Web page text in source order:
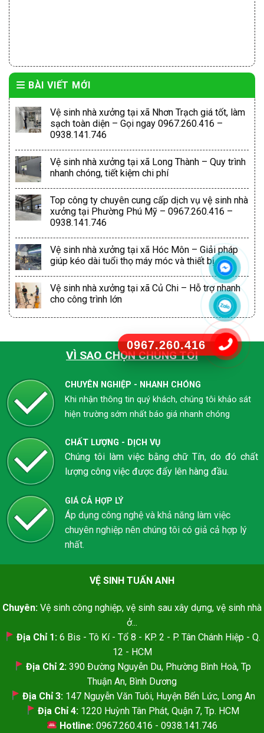
0967.260.416
BÀI VIẾT MỚI
Vệ sinh nhà xưởng tại xã Nhơn Trạch giá tốt, làm
sạch toàn diện – Gọi ngay 0967.260.416 –
0938.141.746
Vệ sinh nhà xưởng tại xã Long Thành – Quy trình
nhanh chóng, tiết kiệm chi phí
Top công ty chuyên cung cấp dịch vụ vệ sinh nhà
xưởng tại Phường Phú Mỹ – 0967.260.416 –
0938.141.746
Vệ sinh nhà xưởng tại xã Hóc Môn – Giải pháp
giúp kéo dài tuổi thọ máy móc và thiết bị
Vệ sinh nhà xưởng tại xã Củ Chi – Hỗ trợ nhanh
cho công trình lớn
VÌ SAO CHỌN CHÚNG TÔI
CHUYÊN NGHIỆP - NHANH CHÓNG
Khi nhận thông tin quý khách, chúng tôi khảo sát
hiện trường sớm nhất báo giá nhanh chóng
CHẤT LƯỢNG - DỊCH VỤ
Chúng tôi làm việc bằng chữ Tín, do đó chất
lượng công việc được đẩy lên hàng đầu.
GIÁ CẢ HỢP LÝ
Áp dụng công nghệ và khả năng làm việc
chuyên nghiệp nên chúng tôi có giả cả hợp lý
nhất.
VỆ SINH TUẤN ANH
Chuyên: Vệ sinh công nghiệp, vệ sinh sau xây dựng, vệ sinh nhà
ở...
Địa Chỉ 1: 6 Bis - Tô Kí - Tổ 8 - KP. 2 - P. Tân Chánh Hiệp - Q.
12 - HCM
Địa Chỉ 2: 390 Đường Nguyễn Du, Phường Bình Hoà, Tp
Thuận An, Bình Dương
Địa Chỉ 3:147 Nguyễn Văn Tuôi, Huyện Bến Lức, Long An
Địa Chỉ 4: 1220 Huỳnh Tân Phát, Quận 7, Tp. HCM
Hotline: 0967.260.416 - 0938.141.746